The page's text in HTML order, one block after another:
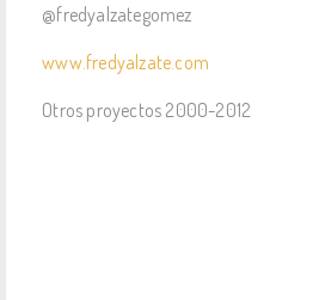
@fredyalzategomez
www.fredyalzate.com
Otros proyectos 2000-2012